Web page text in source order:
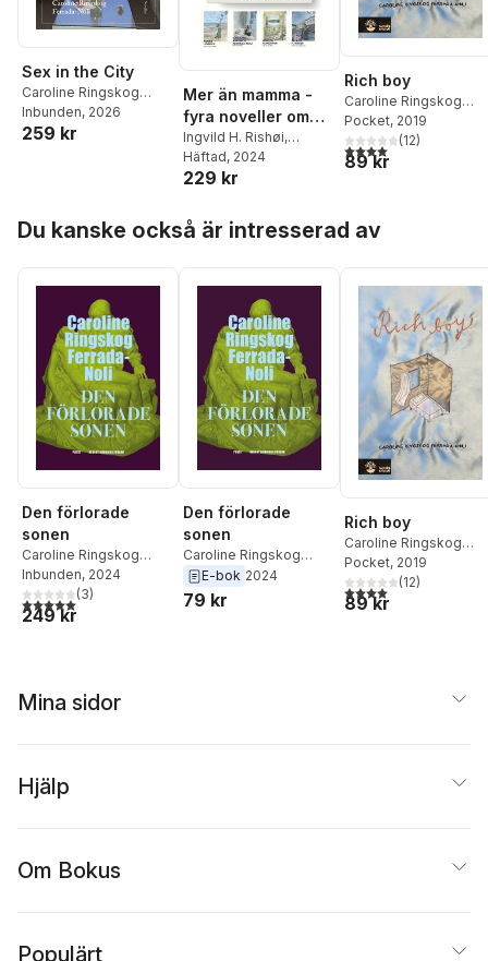
Sex in the City
Caroline Ringskog
Ferrada-Noli
Inbunden, 2026
259 kr
Mer än mamma -
fyra noveller om
moderskap
Ingvild H. Rishøi,
Agneta Klingspor
Agnes Lidbeck
Häftad, 2024
229 kr
Rich boy
Caroline Ringskog
Ferrada-Noli
Pocket, 2019
4,0utav 5 stjärnor.
(12)
89 kr
Du kanske också är intresserad av
Den förlorade
sonen
Caroline Ringskog
Ferrada-Noli
Inbunden, 2024
5,0utav 5 stjärnor. Totalt antal röster:
(3)
249 kr
Den förlorade
sonen
Caroline Ringskog
Ferrada-Noli
E-bok 2024
79 kr
Rich boy
Caroline Ringskog
Ferrada-Noli
Pocket, 2019
4,0utav 5 stjärnor.
(12)
89 kr
Mina sidor
Hjälp
Om Bokus
Populärt